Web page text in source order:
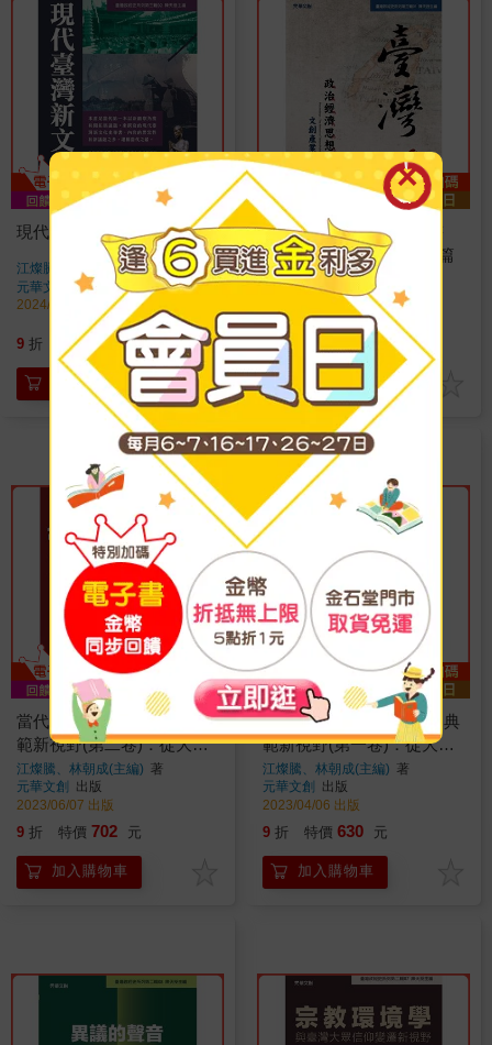
現代臺灣新文化史
江燦騰、陳正茂
著
元華文創 出版
2024/02/07 出版
9 折 特價 675 元
加入購物車
臺灣政治經濟思想史論叢
(卷八)：文創產業與法政篇
陳添壽著
出版
2023/09/25 出版
9 折 元
加入購物車
當代臺灣佛教知識群英的典
範新視野(第二卷)：從大陸
到臺灣到東亞的精粹論集
江燦騰、林朝成(主編) 著
元華文創
出版
2023/06/07 出版
9 折 特價 702 元
加入購物車
當代臺灣佛教知識群英的典
範新視野(第一卷)：從大陸
到臺灣到東亞的精粹論集
江燦騰、林朝成(主編) 著
元華文創
出版
2023/04/06 出版
9 折 特價 630 元
加入購物車